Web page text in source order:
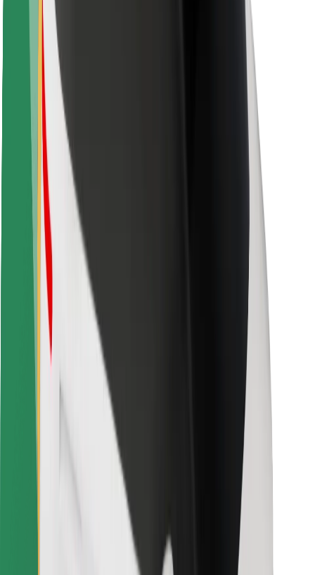
Saugumas
Paspirtukų saugumas
Saugumo laboratorija
Miestai
Vietovės
Sprendimai miestams
Oro uostai
„Bolt“ įkrovimo stotelės
Pagalba
Keleiviams
Vairuotojams
Kurjeriams
„Bolt Food“
Automobilių nuomos įmonių savininkams
Restoranams
„Bolt for Business“
Paslaugų teikėjai